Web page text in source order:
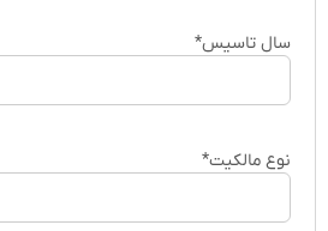
سال تاسیس*
نوع مالکیت*